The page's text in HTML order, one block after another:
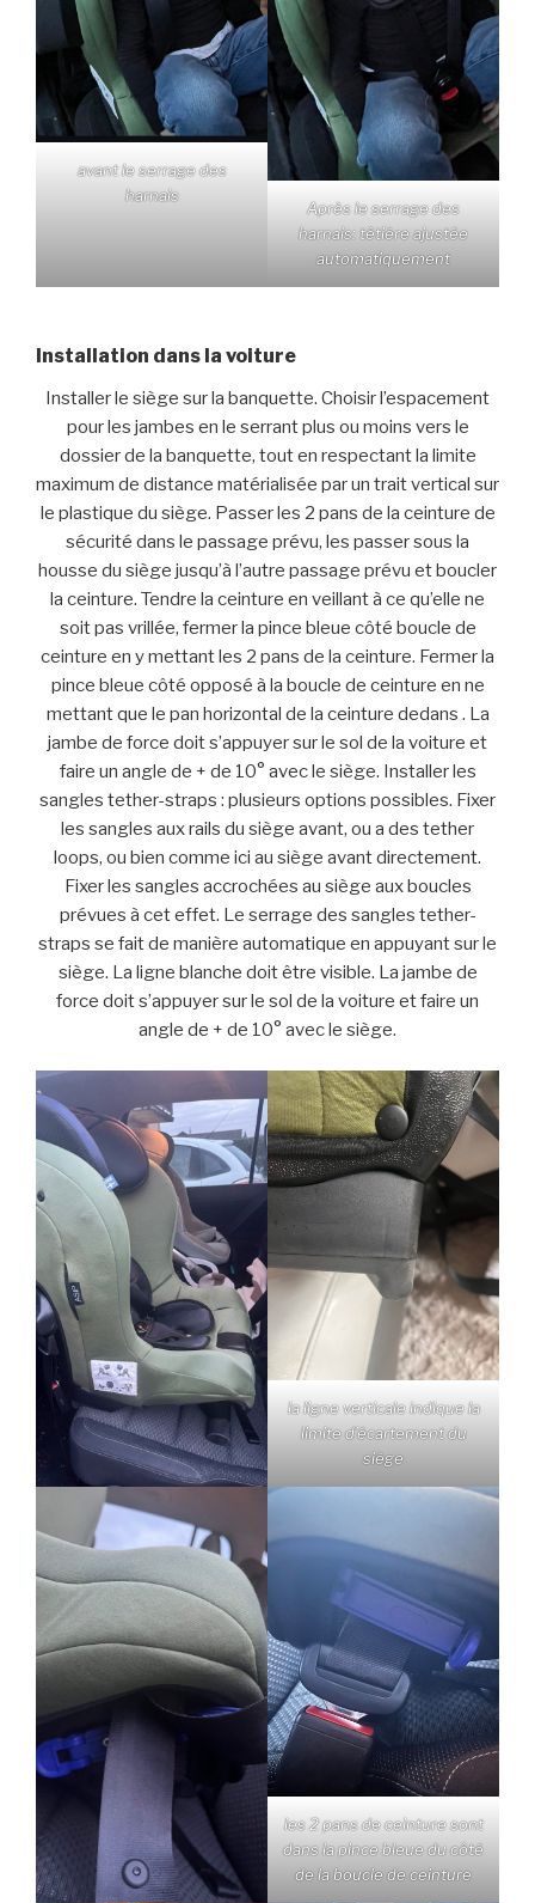
avant le serrage des
harnais
Après le serrage des
harnais: têtière ajustée
automatiquement
Installation dans la voiture
Installer le siège sur la banquette. Choisir l’espacement
pour les jambes en le serrant plus ou moins vers le
dossier de la banquette, tout en respectant la limite
maximum de distance matérialisée par un trait vertical sur
le plastique du siège. Passer les 2 pans de la ceinture de
sécurité dans le passage prévu, les passer sous la
housse du siège jusqu’à l’autre passage prévu et boucler
la ceinture. Tendre la ceinture en veillant à ce qu’elle ne
soit pas vrillée, fermer la pince bleue côté boucle de
ceinture en y mettant les 2 pans de la ceinture. Fermer la
pince bleue côté opposé à la boucle de ceinture en ne
mettant que le pan horizontal de la ceinture dedans . La
jambe de force doit s’appuyer sur le sol de la voiture et
faire un angle de + de 10° avec le siège. Installer les
sangles tether-straps : plusieurs options possibles. Fixer
les sangles aux rails du siège avant, ou a des tether
loops, ou bien comme ici au siège avant directement.
Fixer les sangles accrochées au siège aux boucles
prévues à cet effet. Le serrage des sangles tether-
straps se fait de manière automatique en appuyant sur le
siège. La ligne blanche doit être visible. La jambe de
force doit s’appuyer sur le sol de la voiture et faire un
angle de + de 10° avec le siège.
la ligne verticale indique la
limite d’écartement du
siège
les 2 pans de ceinture sont
dans la pince bleue du côté
de la boucle de ceinture